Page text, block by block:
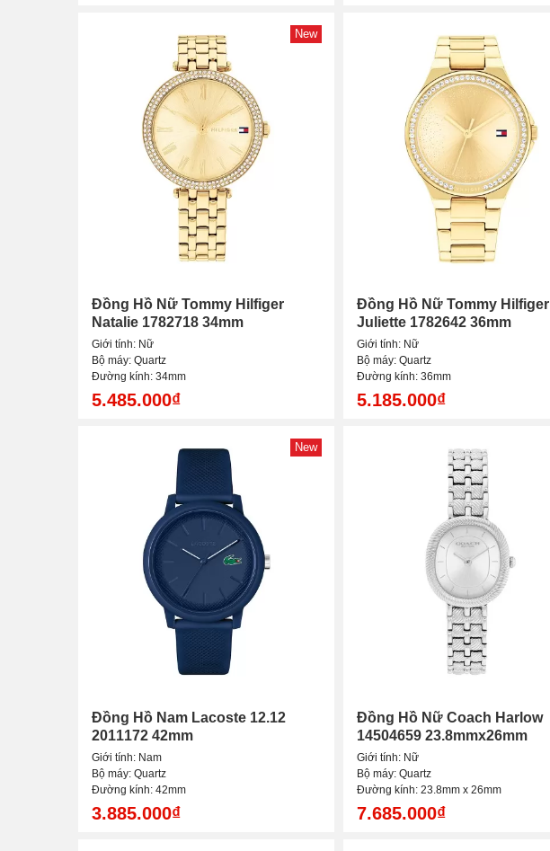
New
Đồng Hồ Nữ Tommy Hilfiger
Natalie 1782718 34mm
Giới tính: Nữ
Bộ máy: Quartz
Đường kính: 34mm
5.485.000₫
Đồng Hồ Nữ Tommy Hilfiger
Juliette 1782642 36mm
Giới tính: Nữ
Bộ máy: Quartz
Đường kính: 36mm
5.185.000₫
New
Đồng Hồ Nam Lacoste 12.12
2011172 42mm
Giới tính: Nam
Bộ máy: Quartz
Đường kính: 42mm
3.885.000₫
Đồng Hồ Nữ Coach Harlow
14504659 23.8mmx26mm
Giới tính: Nữ
Bộ máy: Quartz
Đường kính: 23.8mm x 26mm
7.685.000₫